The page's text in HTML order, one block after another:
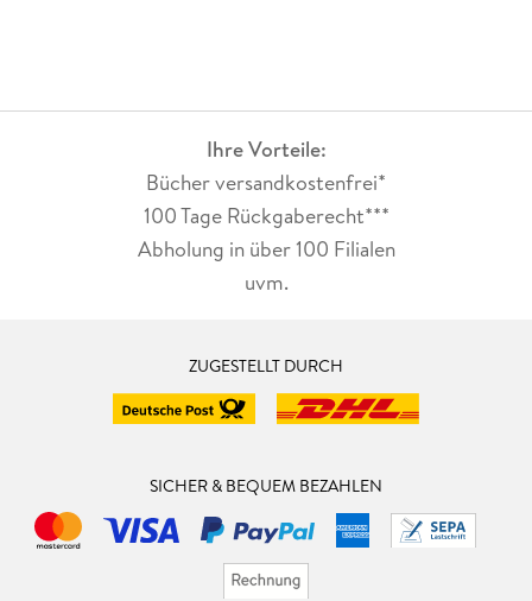
Ihre Vorteile:
Bücher versandkostenfrei*
100 Tage Rückgaberecht***
Abholung in über 100 Filialen
uvm.
ZUGESTELLT DURCH
SICHER & BEQUEM BEZAHLEN